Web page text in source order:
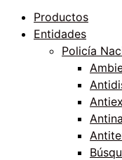
Productos
Entidades
Policía